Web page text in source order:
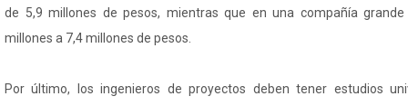
de 5,9 millones de pesos, mientras que en una compañía
millones a 7,4 millones de pesos.
Por último, los ingenieros de proyectos deben tener estudios